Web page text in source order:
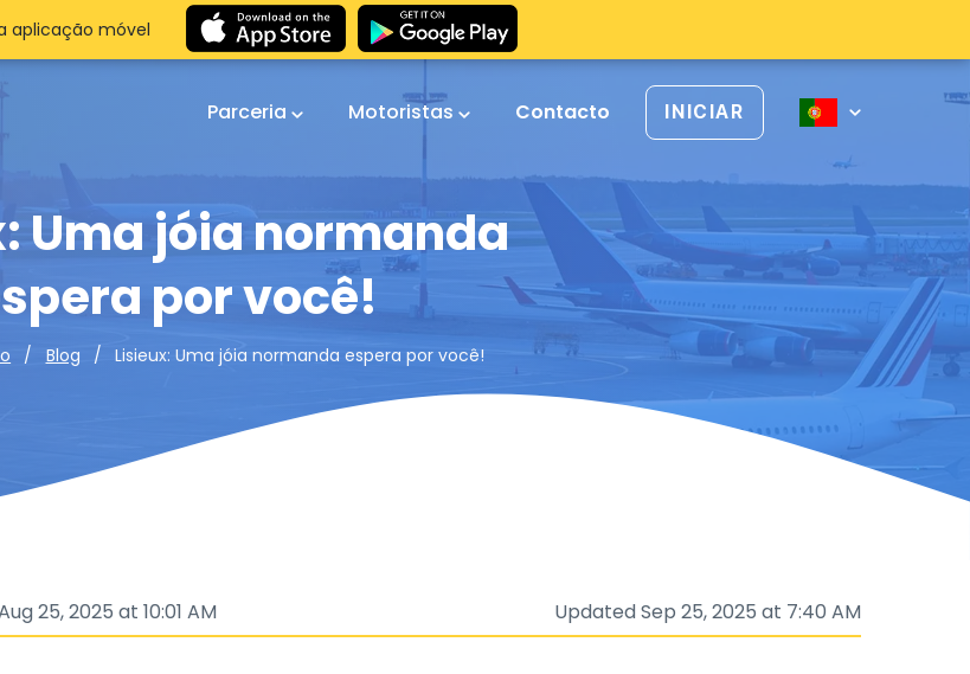
Parceria Motoristas Contacto INICIAR
Uma jóia normanda
por você!
Blog Lisieux: Uma jóia normanda espera por você!
aplicação móvel
25, 2025 at 10:01 AM Updated Sep 25, 2025 at 7:40 AM